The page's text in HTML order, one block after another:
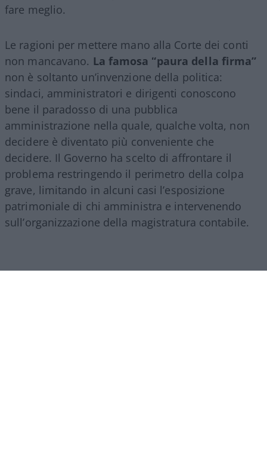
fare meglio.
Le ragioni per mettere mano alla Corte dei conti
non mancavano. La famosa “paura della firma”
non è soltanto un’invenzione della politica:
sindaci, amministratori e dirigenti conoscono
bene il paradosso di una pubblica
amministrazione nella quale, qualche volta, non
decidere è diventato più conveniente che
decidere. Il Governo ha scelto di affrontare il
problema restringendo il perimetro della colpa
grave, limitando in alcuni casi l’esposizione
patrimoniale di chi amministra e intervenendo
sull’organizzazione della magistratura contabile.